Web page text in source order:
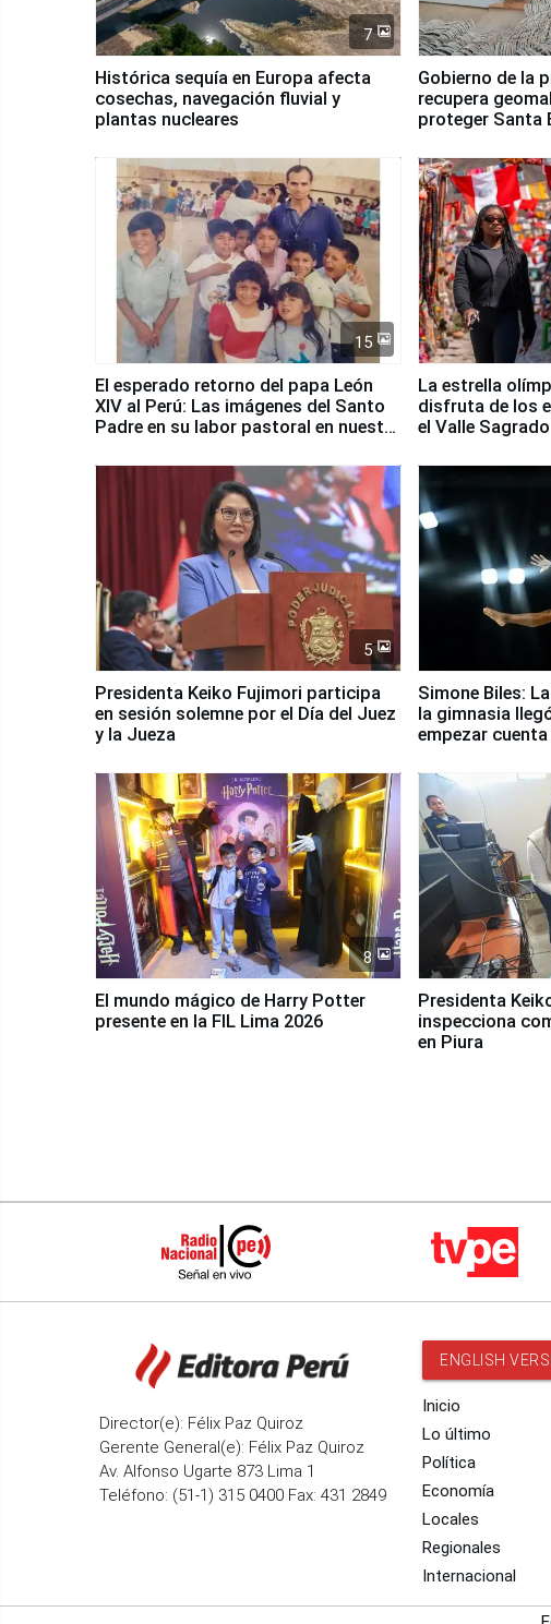
7
Histórica sequía en Europa afecta
cosechas, navegación fluvial y
plantas nucleares
Gobierno de la
recupera
proteger Santa
15
El esperado retorno del papa León
XIV al Perú: Las imágenes del Santo
Padre en su labor pastoral en nuestro
La estrella
disfruta de los
el Valle Sagrado
5
Presidenta Keiko Fujimori participa
en sesión solemne por el Día del Juez
y la Jueza
Simone Biles:
la gimnasia
empezar
8
El mundo mágico de Harry Potter
presente en la FIL Lima 2026
Presidenta Keiko Fujimori,
inspecciona
en Piura
Director(e): Félix Paz Quiroz
Gerente General(e): Félix Paz Quiroz
Av. Alfonso Ugarte 873 Lima 1
Teléfono: (51-1) 315 0400 Fax: 431 2849
ENGLISH
Inicio
Lo último
Política
Economía
Locales
Regionales
Internacional